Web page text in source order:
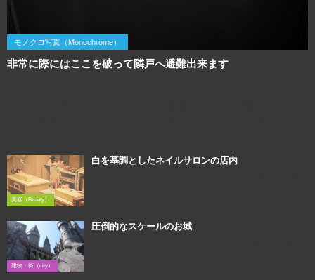
モノクロ写真（Monochrome）
非常に際にはここを破って隣戸へ避難出来ます
美容（Beauty）
白を基調としたネイルサロンの店内
建物・街（city）
圧倒的なスケールのお城